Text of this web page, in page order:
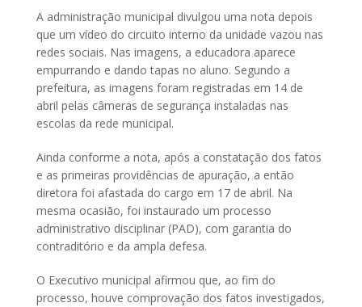
A administração municipal divulgou uma nota depois
que um vídeo do circuito interno da unidade vazou nas
redes sociais. Nas imagens, a educadora aparece
empurrando e dando tapas no aluno. Segundo a
prefeitura, as imagens foram registradas em 14 de
abril pelas câmeras de segurança instaladas nas
escolas da rede municipal.
Ainda conforme a nota, após a constatação dos fatos
e as primeiras providências de apuração, a então
diretora foi afastada do cargo em 17 de abril. Na
mesma ocasião, foi instaurado um processo
administrativo disciplinar (PAD), com garantia do
contraditório e da ampla defesa.
O Executivo municipal afirmou que, ao fim do
processo, houve comprovação dos fatos investigados,